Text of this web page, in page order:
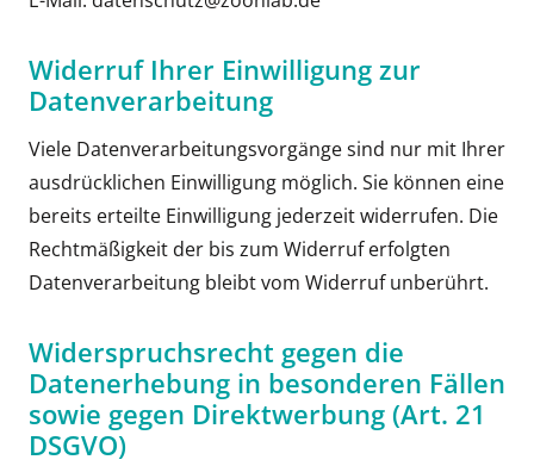
Widerruf Ihrer Einwilligung zur
Datenverarbeitung
Viele Datenverarbeitungsvorgänge sind nur mit Ihrer
ausdrücklichen Einwilligung möglich. Sie können eine
bereits erteilte Einwilligung jederzeit widerrufen. Die
Rechtmäßigkeit der bis zum Widerruf erfolgten
Datenverarbeitung bleibt vom Widerruf unberührt.
Widerspruchsrecht gegen die
Datenerhebung in besonderen Fällen
sowie gegen Direktwerbung (Art. 21
DSGVO)